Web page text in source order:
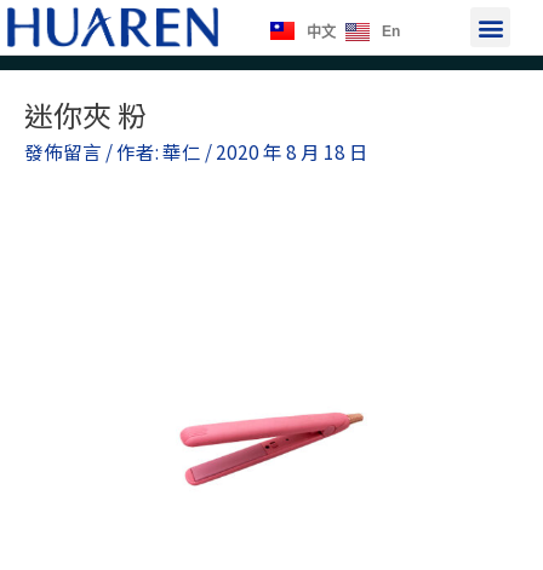
跳
至
主
中文 En 選
單
迷你夾 粉
發佈留言 / 作者:華仁 /2020 年 8 月 18 日
navigation